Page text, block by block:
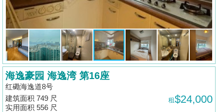
宅
谷
按
揭
地
产
博
客
海逸豪园 海逸湾 第16座
红磡海逸道8号
建筑面积 749 尺
实用面积 556 尺
租$24,000